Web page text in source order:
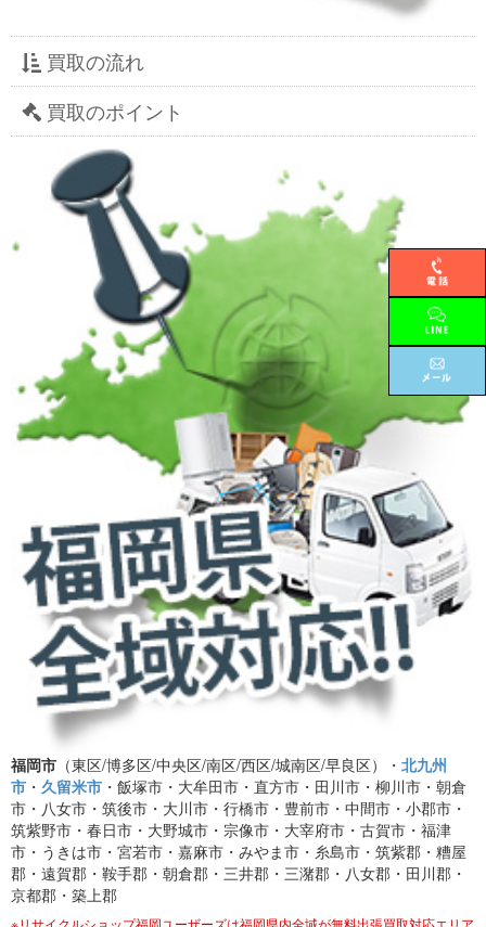
買取の流れ
買取のポイント
福岡市 （東区/博多区/中央区/南区/西区/城南区/早良区）・ 北九州
市 ・ 久留米市 ・飯塚市・大牟田市・直方市・田川市・柳川市・朝倉
市・八女市・筑後市・大川市・行橋市・豊前市・中間市・小郡市・
筑紫野市・春日市・大野城市・宗像市・大宰府市・古賀市・福津
市・うきは市・宮若市・嘉麻市・みやま市・糸島市・筑紫郡・糟屋
郡・遠賀郡・鞍手郡・朝倉郡・三井郡・三潴郡・八女郡・田川郡・
京都郡・築上郡
※リサイクルショップ福岡ユーザーズは福岡県内全域が無料出張買取対応エリア